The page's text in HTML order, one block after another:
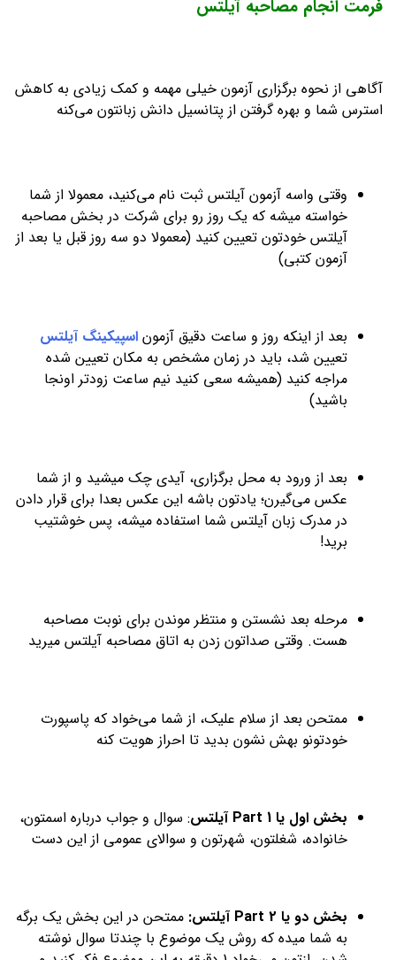
فرمت انجام مصاحبه آیلتس
آگاهی از نحوه برگزاری آزمون خیلی مهمه و کمک زیادی به کاهش
استرس شما و بهره گرفتن از پتانسیل دانش زبانتون می‌کنه
وقتی واسه آزمون آیلتس ثبت نام می‌کنید، معمولا از شما
خواسته میشه که یک روز رو برای شرکت در بخش مصاحبه
آیلتس خودتون تعیین کنید (معمولا دو سه روز قبل یا بعد از
آزمون کتبی)
بعد از اینکه روز و ساعت دقیق آزمون اسپیکینگ آیلتس
تعیین شد، باید در زمان مشخص به مکان تعیین شده
مراجه کنید (همیشه سعی کنید نیم ساعت زودتر اونجا
باشید)
بعد از ورود به محل برگزاری، آیدی چک میشید و از شما
عکس می‌گیرن؛ یادتون باشه این عکس بعدا برای قرار دادن
در مدرک زبان آیلتس شما استفاده میشه، پس خوشتیب
برید!
مرحله بعد نشستن و منتظر موندن برای نوبت مصاحبه
هست. وقتی صداتون زدن به اتاق مصاحبه آیلتس میرید
ممتحن بعد از سلام علیک، از شما می‌خواد که پاسپورت
خودتونو بهش نشون بدید تا احراز هویت کنه
بخش اول یا Part 1 آیلتس
: سوال و جواب درباره اسمتون،
خانواده، شغلتون، شهرتون و سوالای عمومی از این دست
بخش دو یا Part 2 آیلتس:
ممتحن در این بخش یک برگه
به شما میده که روش یک موضوع با چندتا سوال نوشته